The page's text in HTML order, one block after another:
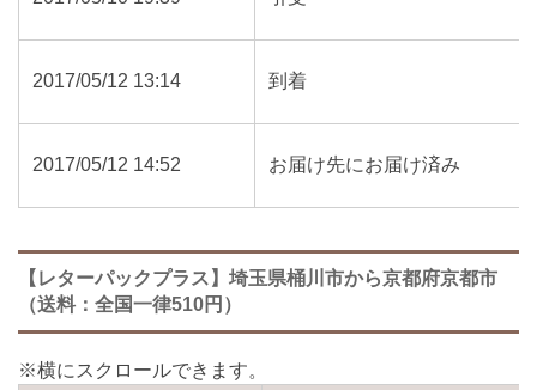
2017/05/12 13:14 到着
2017/05/12 14:52 お届け先にお届け済み
【レターパックプラス】埼玉県桶川市から京都府京都市
（送料：全国一律510円）